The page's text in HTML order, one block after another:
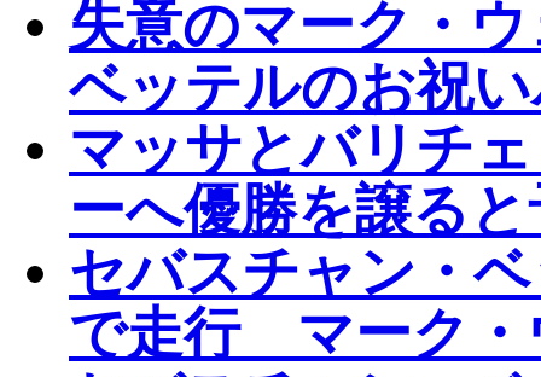
失意のマーク・
ベッテルのお祝
マッサとバリチ
ーへ優勝を譲る
セバスチャン・
で走行 マーク・